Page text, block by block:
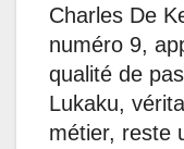
Charles De
numéro 9,
qualité de
Lukaku,
métier, reste